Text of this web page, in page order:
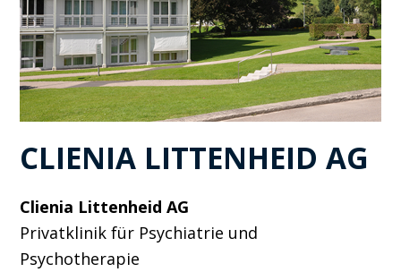
CLIENIA LITTENHEID AG
Clienia Littenheid AG
Privatklinik für Psychiatrie und
Psychotherapie